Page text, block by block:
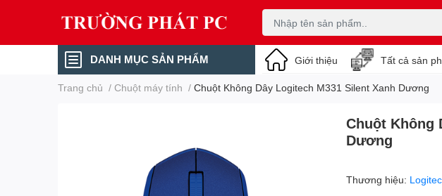
DANH MỤC SẢN PHẨM Giới thiệu Tất cả sản
Trang chủ / Chuột máy tính / Chuột Không Dây Logitech M331 Silent Xanh Dương
Chuột Không
Dương
Thương hiệu: